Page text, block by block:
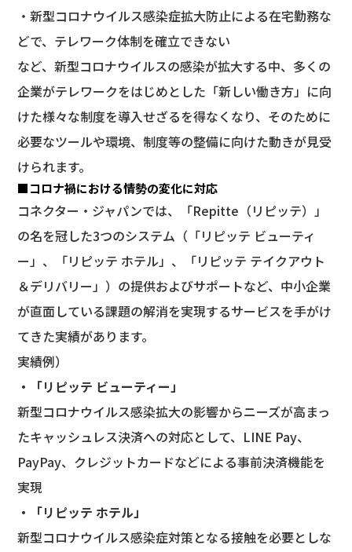
・新型コロナウイルス感染症拡大防止による在宅勤務な
どで、テレワーク体制を確立できない
など、新型コロナウイルスの感染が拡大する中、多くの
企業がテレワークをはじめとした「新しい働き方」に向
けた様々な制度を導入せざるを得なくなり、そのために
必要なツールや環境、制度等の整備に向けた動きが見受
けられます。
■コロナ禍における情勢の変化に対応
コネクター・ジャパンでは、「Repitte（リピッテ）」
の名を冠した3つのシステム（「リピッテ ビューティ
ー」、「リピッテ ホテル」、「リピッテ テイクアウト
＆デリバリー」）の提供およびサポートなど、中小企業
が直面している課題の解消を実現するサービスを手がけ
てきた実績があります。
実績例）
・「リピッテ ビューティー」
新型コロナウイルス感染拡大の影響からニーズが高まっ
たキャッシュレス決済への対応として、LINE Pay、
PayPay、クレジットカードなどによる事前決済機能を
実現
・「リピッテ ホテル」
新型コロナウイルス感染症対策となる接触を必要としな